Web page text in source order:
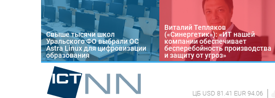
Свыше тысячи школ
Уральского ФО выбрали ОС
Astra Linux для цифровизации
образования
Виталий Тепляков
(«Синергетик»): «ИТ нашей
компании обеспечивает
бесперебойность производства
и защиту от угроз»
ЦБ USD 81.41 EUR 94.06